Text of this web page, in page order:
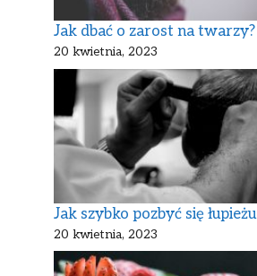
Jak dbać o zarost na twarzy?
20 kwietnia, 2023
Jak szybko pozbyć się łupieżu
20 kwietnia, 2023